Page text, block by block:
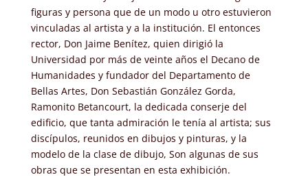
figuras y persona que de un modo u otro estuvieron
vinculadas al artista y a la institución. El entonces
rector, Don Jaime Benítez, quien dirigió la
Universidad por más de veinte años el Decano de
Humanidades y fundador del Departamento de
Bellas Artes, Don Sebastián González Gorda,
Ramonito Betancourt, la dedicada conserje del
edificio, que tanta admiración le tenía al artista; sus
discípulos, reunidos en dibujos y pinturas, y la
modelo de la clase de dibujo, Son algunas de sus
obras que se presentan en esta exhibición.